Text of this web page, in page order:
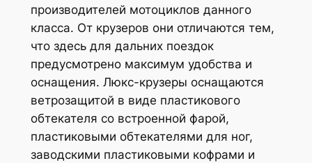
производителей мотоциклов данного
класса. От крузеров они отличаются тем,
что здесь для дальних поездок
предусмотрено максимум удобства и
оснащения. Люкс-крузеры оснащаются
ветрозащитой в виде пластикового
обтекателя со встроенной фарой,
пластиковыми обтекателями для ног,
заводскими пластиковыми кофрами и